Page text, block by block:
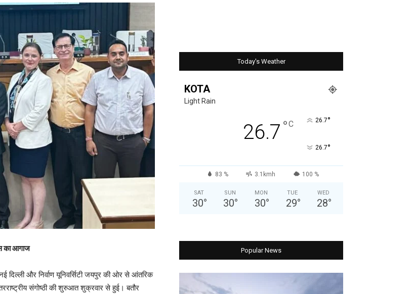
का आगाज
दिल्ली और निर्वाण यूनिवर्सिटी जयपुर की ओर से आंतरिक
संगोष्ठी की शुरुआत शुक्रवार से हुई। बतौर
Today's Weather
KOTA
Light Rain
26.7 °C 26.7°
26.7°
83 % 3.1kmh 100 %
SAT
30°
SUN
30°
MON
30°
TUE
29°
WED
28°
Popular News